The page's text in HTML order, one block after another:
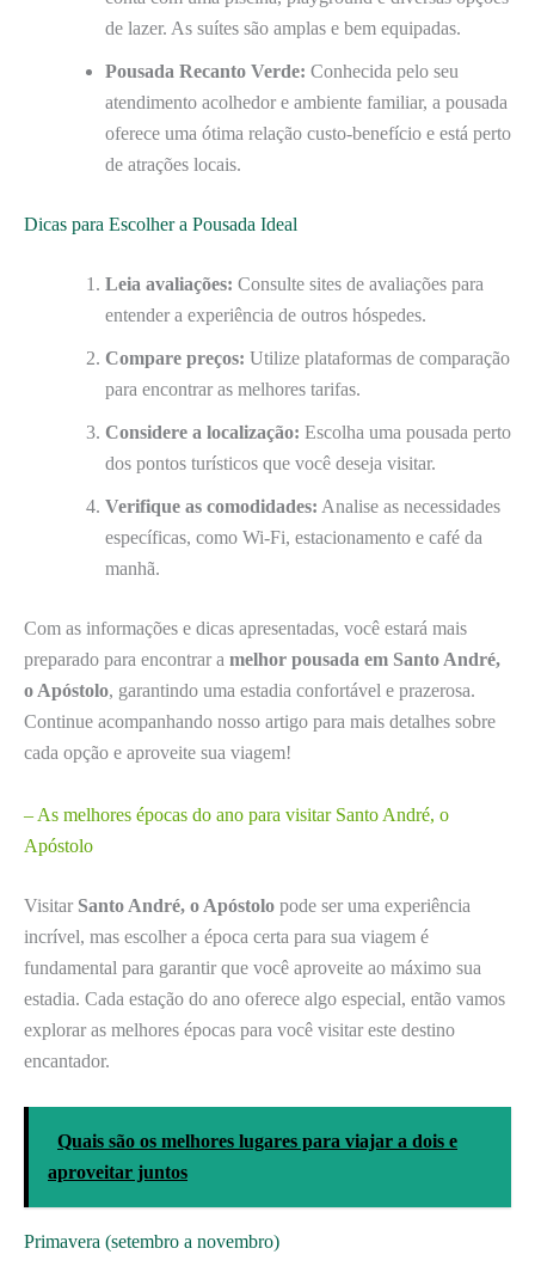
de lazer. As suítes são amplas e bem equipadas.
Pousada Recanto Verde: Conhecida pelo seu
atendimento acolhedor e ambiente familiar, a pousada
oferece uma ótima relação custo-benefício e está perto
de atrações locais.
Dicas para Escolher a Pousada Ideal
Leia avaliações: Consulte sites de avaliações para
entender a experiência de outros hóspedes.
Compare preços: Utilize plataformas de comparação
para encontrar as melhores tarifas.
Considere a localização: Escolha uma pousada perto
dos pontos turísticos que você deseja visitar.
Verifique as comodidades: Analise as necessidades
específicas, como Wi-Fi, estacionamento e café da
manhã.
Com as informações e dicas apresentadas, você estará mais
preparado para encontrar a melhor pousada em Santo André,
o Apóstolo, garantindo uma estadia confortável e prazerosa.
Continue acompanhando nosso artigo para mais detalhes sobre
cada opção e aproveite sua viagem!
– As melhores épocas do ano para visitar Santo André, o
Apóstolo
Visitar Santo André, o Apóstolo pode ser uma experiência
incrível, mas escolher a época certa para sua viagem é
fundamental para garantir que você aproveite ao máximo sua
estadia. Cada estação do ano oferece algo especial, então vamos
explorar as melhores épocas para você visitar este destino
encantador.
Quais são os melhores lugares para viajar a dois e
aproveitar juntos
Primavera (setembro a novembro)